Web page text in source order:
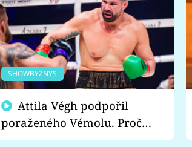
SHOWBYZNYS
poraženého Vémolu. Proč
chce raději zápasit s ním než